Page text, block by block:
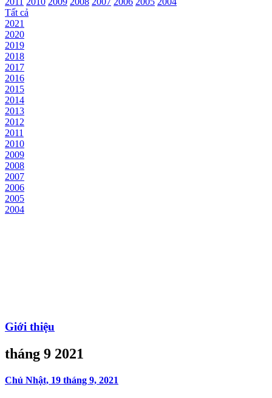
Tất cả
2021
2020
2019
2018
2017
2016
2015
2014
2013
2012
2011
2010
2009
2008
2007
2006
2005
2004
Giới thiệu
tháng 9 2021
Chủ Nhật, 19 tháng 9, 2021